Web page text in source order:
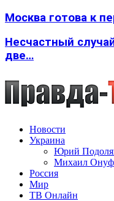
Москва готова к
Несчастный
две…
Новости
Украина
Юрий
Михаил
Россия
Мир
ТВ Онлайн